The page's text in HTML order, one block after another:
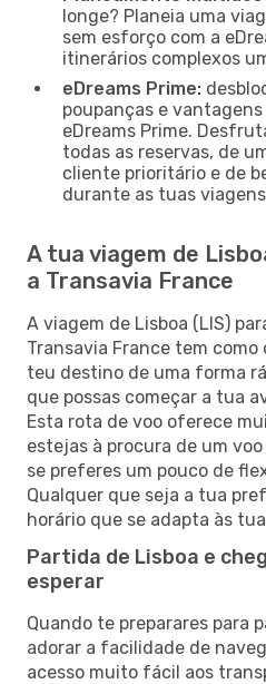
longe? Planeia uma
sem esforço com a
itinerários complexos
eDreams Prime:
poupanças e
eDreams Prime.
todas as reservas, de
cliente prioritário e de
durante as tuas
A tua viagem de
a Transavia France
A viagem de Lisboa (LIS)
Transavia France tem
teu destino de uma forma
que possas começar a tua
Esta rota de voo oferece
estejas à procura de um
se preferes um pouco de
Qualquer que seja a tua
horário que se adapta às
Partida de Lisboa e
esperar
Quando te preparares para
adorar a facilidade de
acesso muito fácil aos